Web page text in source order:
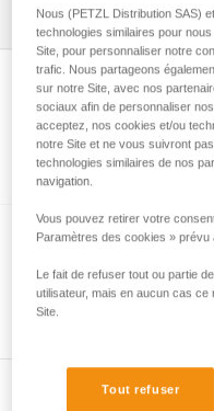
Tous les produits 2
JAG
Kit de
avec
JAG
Kit de
Nous (PETZL Distribution SAS)
technologies similaires pour
Site, pour personnaliser notre
trafic. Nous partageons
sur notre Site, avec nos
sociaux afin de personnaliser
acceptez, nos cookies et/ou
notre Site et ne vous suivront
technologies similaires de nos
navigation.
Vous pouvez retirer votre
Paramètres des cookies » prévu
Le fait de refuser tout ou partie
utilisateur, mais en aucun cas
Site.
Tout refuser